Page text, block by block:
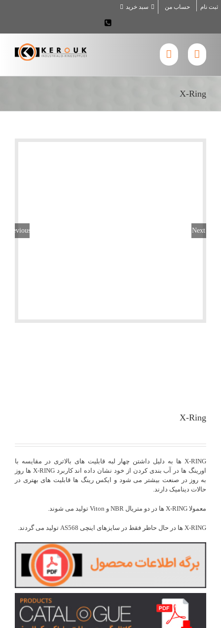
Skipثبت نام حساب من سبد خرید
02636707898
X-Ring
Previous Next
X-Ring
X-RING ها به دلیل داشتن چهار لبه قابلیت های بالاتری در مقایسه با
اورینگ ها در آب بندی کردن از خود نشان داده اند کاربرد X-RING ها روز
به روز در صنعت بیشتر می شود و ایکس رینگ ها قابلیت های بهتری در
حالات دینامیک دارند.
معمولا X-RING ها در دو متریال NBR و Viton تولید می شوند.
X-RING ها در حال حاظر فقط در سایزهای اینچی AS568 تولید می گردند.